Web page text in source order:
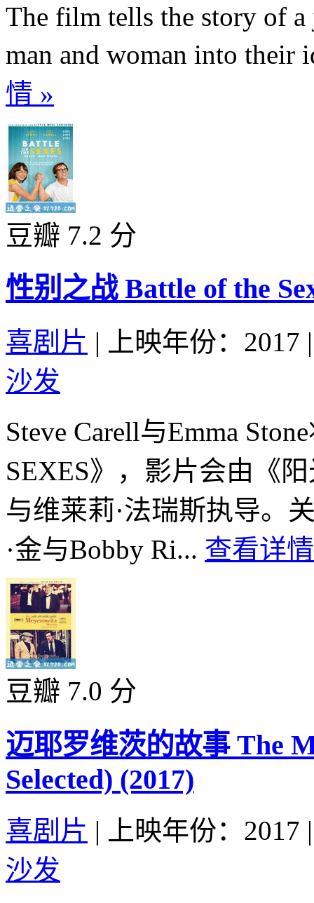
The film tells the story of
man and woman into
情 »
豆瓣 7.2 分
性别之战 Battle of the
喜剧片 | 上映年份：2017 |
沙发
Steve Carell与Emma
SEXES》，影片会由《
与维莱莉·法瑞斯执导。
·金与Bobby Ri... 查看详
豆瓣 7.0 分
迈耶罗维茨的故事 The
Selected) (2017)
喜剧片 | 上映年份：2017 |
沙发